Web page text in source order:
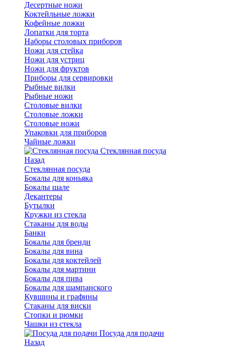
Десертные ножи
Коктейльные ложки
Кофейные ложки
Лопатки для торта
Наборы столовых приборов
Ножи для стейка
Ножи для устриц
Ножи для фруктов
Приборы для сервировки
Рыбные вилки
Рыбные ножи
Столовые вилки
Столовые ложки
Столовые ножи
Упаковки для приборов
Чайные ложки
Стеклянная посуда
Назад
Стеклянная посуда
Бокалы для коньяка
Бокалы шале
Декантеры
Бутылки
Кружки из стекла
Стаканы для воды
Банки
Бокалы для бренди
Бокалы для вина
Бокалы для коктейлей
Бокалы для мартини
Бокалы для пива
Бокалы для шампанского
Кувшины и графины
Стаканы для виски
Стопки и рюмки
Чашки из стекла
Посуда для подачи
Назад